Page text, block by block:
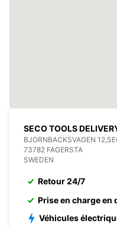
SECO TOOLS
BJORNBACKSVAGEN
73782 FAGERSTA
SWEDEN
Retour 24/7
Prise en charge
Véhicules